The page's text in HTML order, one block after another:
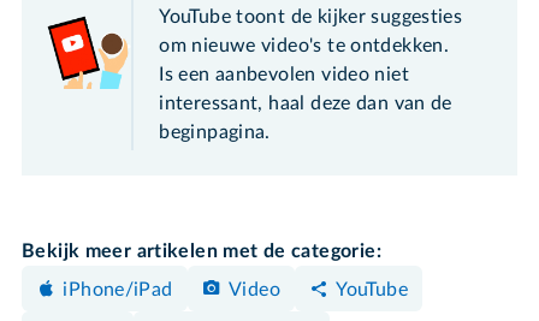
YouTube toont de kijker suggesties
om nieuwe video's te ontdekken.
Is een aanbevolen video niet
interessant, haal deze dan van de
beginpagina.
Bekijk meer artikelen met de categorie:
iPhone/iPad
Video YouTube